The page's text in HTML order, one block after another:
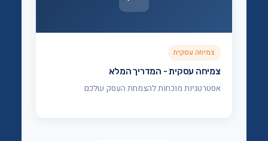
צמיחה עסקית
צמיחה עסקית - המדריך המלא
אסטרטגיות מוכחות להצמחת העסק שלכם